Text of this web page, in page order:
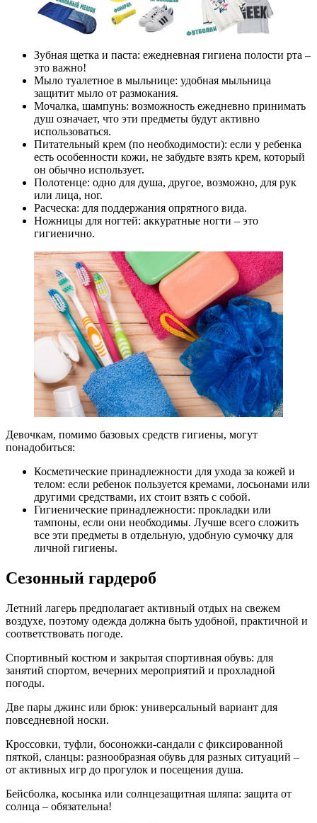
Зубная щетка и паста: ежедневная гигиена полости рта –
это важно!
Мыло туалетное в мыльнице: удобная мыльница
защитит мыло от размокания.
Мочалка, шампунь: возможность ежедневно принимать
душ означает, что эти предметы будут активно
использоваться.
Питательный крем (по необходимости): если у ребенка
есть особенности кожи, не забудьте взять крем, который
он обычно использует.
Полотенце: одно для душа, другое, возможно, для рук
или лица, ног.
Расческа: для поддержания опрятного вида.
Ножницы для ногтей: аккуратные ногти – это
гигиенично.
Девочкам, помимо базовых средств гигиены, могут
понадобиться:
Косметические принадлежности для ухода за кожей и
телом: если ребенок пользуется кремами, лосьонами или
другими средствами, их стоит взять с собой.
Гигиенические принадлежности: прокладки или
тампоны, если они необходимы. Лучше всего сложить
все эти предметы в отдельную, удобную сумочку для
личной гигиены.
Сезонный гардероб
Летний лагерь предполагает активный отдых на свежем
воздухе, поэтому одежда должна быть удобной, практичной и
соответствовать погоде.
Спортивный костюм и закрытая спортивная обувь: для
занятий спортом, вечерних мероприятий и прохладной
погоды.
Две пары джинс или брюк: универсальный вариант для
повседневной носки.
Кроссовки, туфли, босоножки-сандали с фиксированной
пяткой, сланцы: разнообразная обувь для разных ситуаций –
от активных игр до прогулок и посещения душа.
Бейсболка, косынка или солнцезащитная шляпа: защита от
солнца – обязательна!